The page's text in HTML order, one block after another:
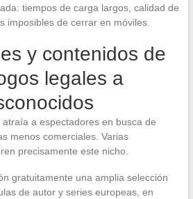
tiempos de carga largos, calidad de
imposibles de cerrar en móviles.
y contenidos de
legales a
a espectadores en busca de
menos comerciales. Varias
precisamente este nicho.
gratuitamente una amplia selección
de autor y series europeas, en